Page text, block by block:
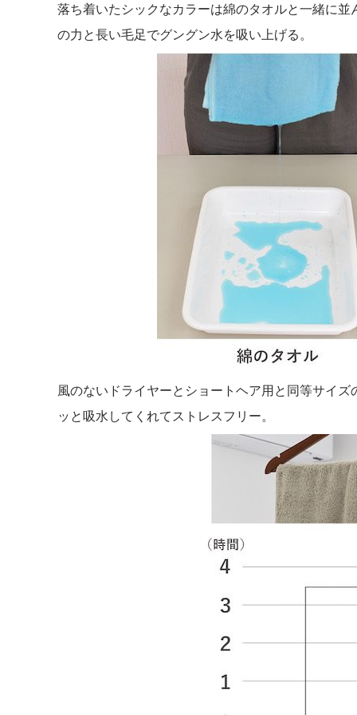
落ち着いたシックなカラーは綿のタオルと一緒に
の力と長い毛足でグングン水を吸い上げる。
風のないドライヤーとショートヘア用と同等サイ
ッと吸水してくれてストレスフリー。